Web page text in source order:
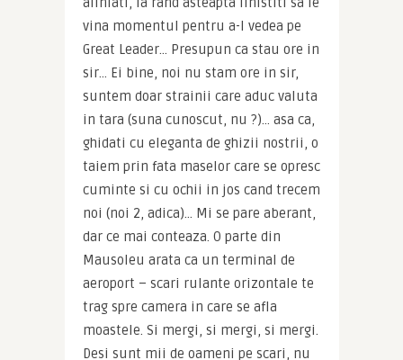
vina momentul pentru a-l vedea pe
Great Leader… Presupun ca stau ore in
sir… Ei bine, noi nu stam ore in sir,
suntem doar strainii care aduc valuta
in tara (suna cunoscut, nu ?)… asa ca,
ghidati cu eleganta de ghizii nostrii, o
taiem prin fata maselor care se opresc
cuminte si cu ochii in jos cand trecem
noi (noi 2, adica)… Mi se pare aberant,
dar ce mai conteaza. O parte din
Mausoleu arata ca un terminal de
aeroport – scari rulante orizontale te
trag spre camera in care se afla
moastele. Si mergi, si mergi, si mergi.
Desi sunt mii de oameni pe scari, nu